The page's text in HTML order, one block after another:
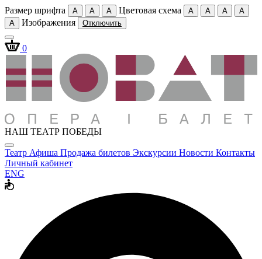
Размер шрифта A A A Цветовая схема A A A
A
A
Изображения Отключить
0
НАШ ТЕАТР ПОБЕДЫ
Театр Афиша Продажа билетов Экскурсии Новости Контакты
Личный кабинет
ENG